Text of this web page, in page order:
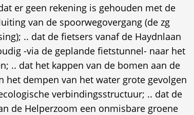
er geen rekening is gehouden met de
van de spoorwegovergang (de zg
.. dat de fietsers vanaf de Haydnlaan
-via de geplande fietstunnel- naar het
.. dat het kappen van de bomen aan de
het dempen van het water grote gevolgen
verbindingsstructuur; .. dat de
de Helperzoom een onmisbare groene